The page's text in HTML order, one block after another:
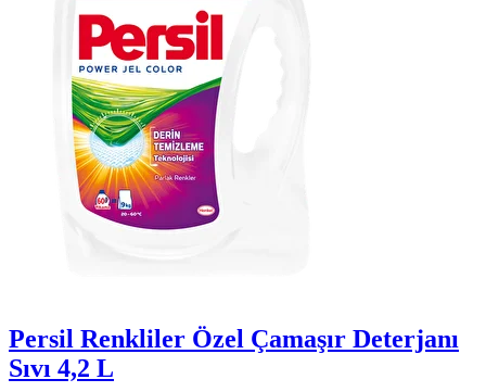
Persil Renkliler Özel Çamaşır Deterjanı
Sıvı 4,2 L